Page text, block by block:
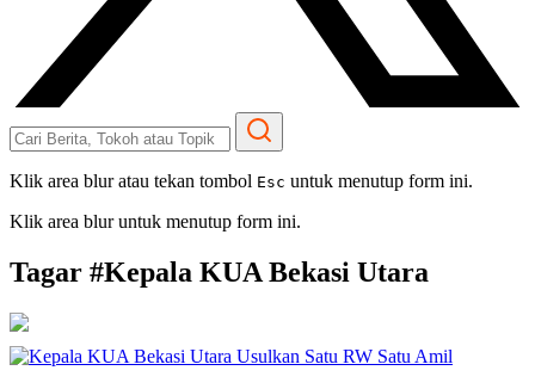
Klik area blur atau tekan tombol Esc untuk menutup form ini.
Klik area blur untuk menutup form ini.
Tagar #Kepala KUA Bekasi Utara